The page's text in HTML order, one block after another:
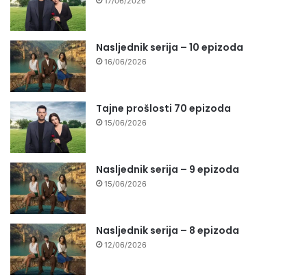
Nasljednik serija – 10 epizoda
16/06/2026
Tajne prošlosti 70 epizoda
15/06/2026
Nasljednik serija – 9 epizoda
15/06/2026
Nasljednik serija – 8 epizoda
12/06/2026